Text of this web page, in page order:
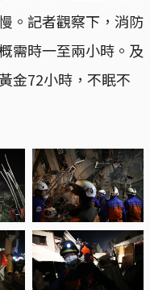
。記者觀察下，消防
需時一至兩小時。及
金72小時，不眠不